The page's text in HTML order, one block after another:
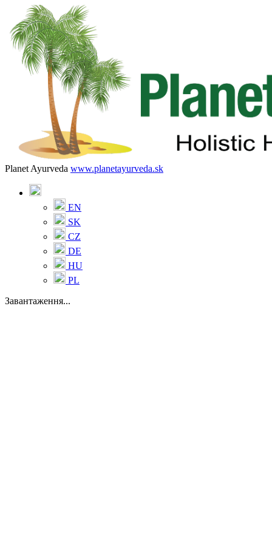
Planet Ayurveda www.planetayurveda.sk
EN
SK
CZ
DE
HU
PL
Завантаження...